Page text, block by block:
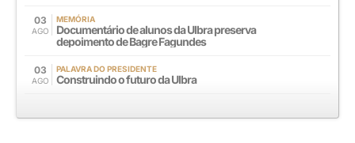
03
AGO
MEMÓRIA
Documentário de alunos da Ulbra preserva
depoimento de Bagre Fagundes
03
AGO
PALAVRA DO PRESIDENTE
Construindo o futuro da Ulbra